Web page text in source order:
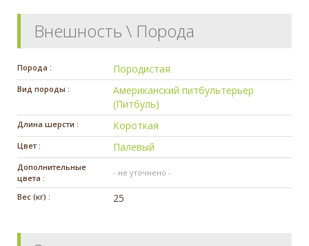
Внешность \ Порода
Порода : Породистая
Вид породы :
Американский питбультерьер
(Питбуль)
Длина шерсти : Короткая
Цвет : Палевый
Дополнительные
цвета :
- не уточнено -
Вес (кг) : 25